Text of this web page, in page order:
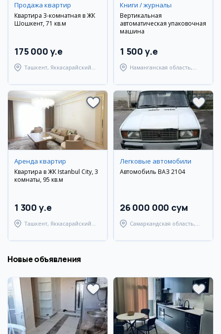
Продажа квартир
Квартира 3-комнатная в ЖК
Шошкент, 71 кв.м
175 000 y.e
Ташкент, Яккасарайский
Книги / журналы
Вертикальная
автоматическая упаковочная
машина
1 500 y.e
Наманганская область,
Аренда квартир
Квартира в ЖК Istanbul City, 3
комнаты, 95 кв.м
1 300 y.e
Ташкент, Яккасарайский
Легковые автомобили
Автомобиль ВАЗ 2104
26 000 000 сум
Самаркандская область,
Новые объявления